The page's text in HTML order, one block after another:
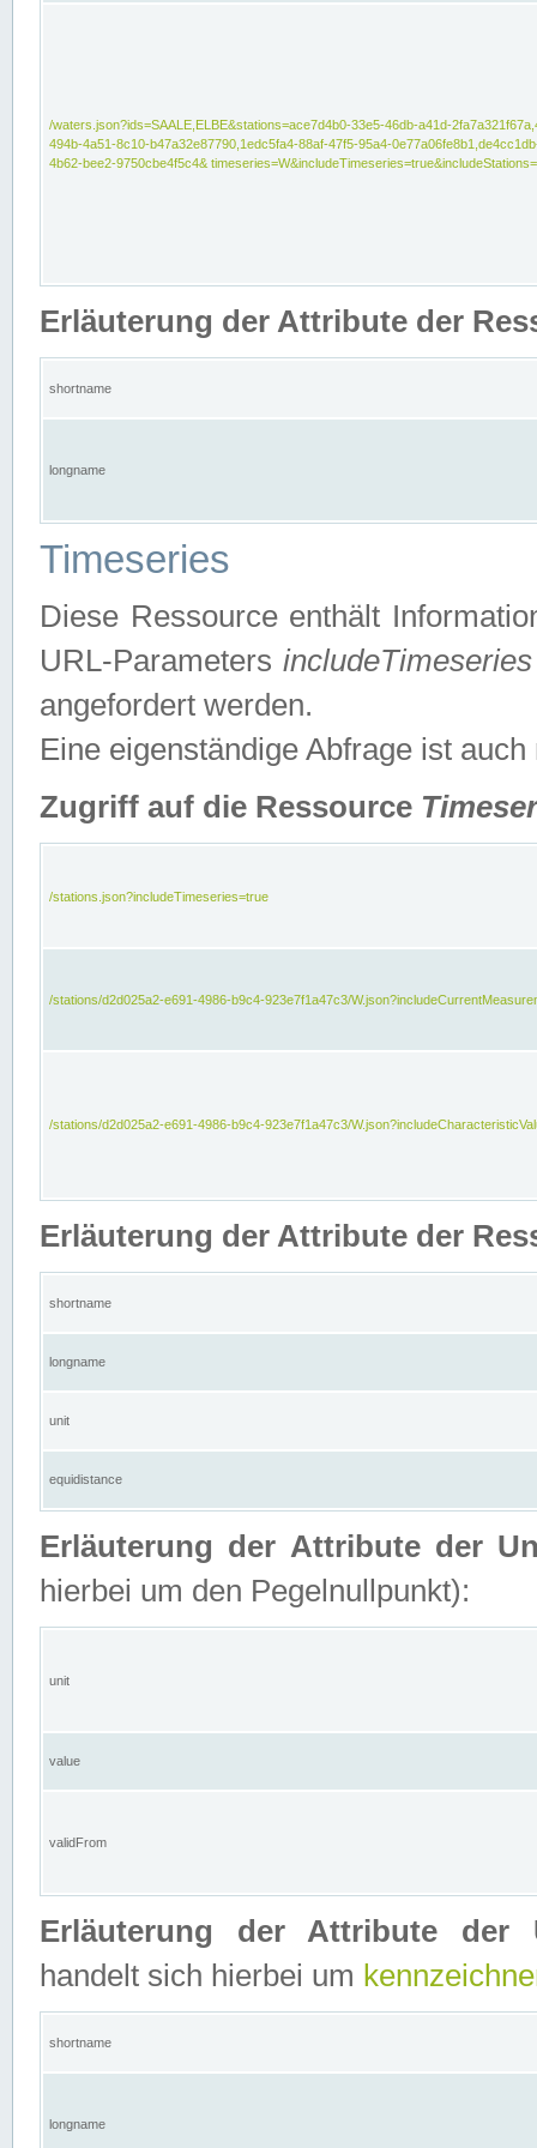
/waters.json?ids=SAALE,ELBE&stations=ace7d4b0-33e5-46db-a41d-
494b-4a51-8c10-b47a32e87790,1edc5fa4-88af-47f5-95a4-
4b62-bee2-9750cbe4f5c4&
Erläuterung der Attribute der
shortname
longname
Timeseries
Diese Ressource enthält
URL-ParametersincludeTimeseries
angefordert werden.
Eine eigenständige Abfrage ist auch
Zugriff auf die Ressource
/stations.json?includeTimeseries=true
/stations/d2d025a2-e691-4986-b9c4-923e7f1a47c3/
/stations/d2d025a2-e691-4986-b9c4-923e7f1a47c3/
Erläuterung der Attribute der
shortname
longname
unit
equidistance
Erläuterung der Attribute der
hierbei um den Pegelnullpunkt):
unit
value
validFrom
Erläuterung der Attribute der
handelt sich hierbei um
shortname
longname